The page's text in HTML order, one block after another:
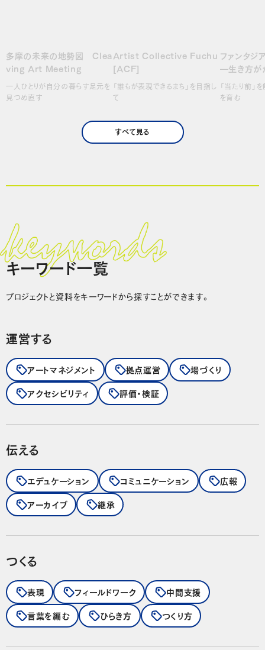
多摩の未来の地勢図 Clea
ving Art Meeting
一人ひとりが自分の暮らす足元を
見つめ直す
Artist Collective Fuchu
[ACF]
「誰もが表現できるまち」を目指し
て
ファンタジ
―生き方が
ち―
「当たり前」
を育む
すべて見る
キーワード一覧
プロジェクトと資料をキーワードから探すことができます。
運営する
アートマネジメント 拠点運営
場づくり
アクセシビリティ
評価・検証
伝える
エデュケーション コミュニケーション
広報
アーカイブ
継承
つくる
表現 フィールドワーク
中間支援
言葉を編む
ひらき方 つくり方